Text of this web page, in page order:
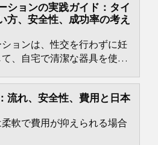
ションの実践ガイド：タイ
方、安全性、成功率の考え
ョンは、性交を行わずに妊
、自宅で清潔な器具を使っ
流れ、安全性、費用と日本
軟で費用が抑えられる場合